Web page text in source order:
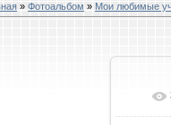
» Фотоальбом » Мои любимые